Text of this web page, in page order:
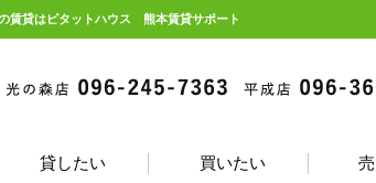
賃貸はピタットハウス 熊本賃貸サポート
貸したい 買いたい